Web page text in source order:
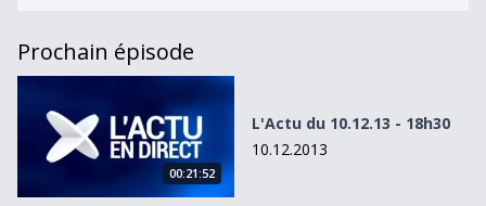
Prochain épisode
L&#039;Actu du 10.12.13 - 18h30
00:21:52
L'Actu du 10.12.13 - 18h30
10.12.2013